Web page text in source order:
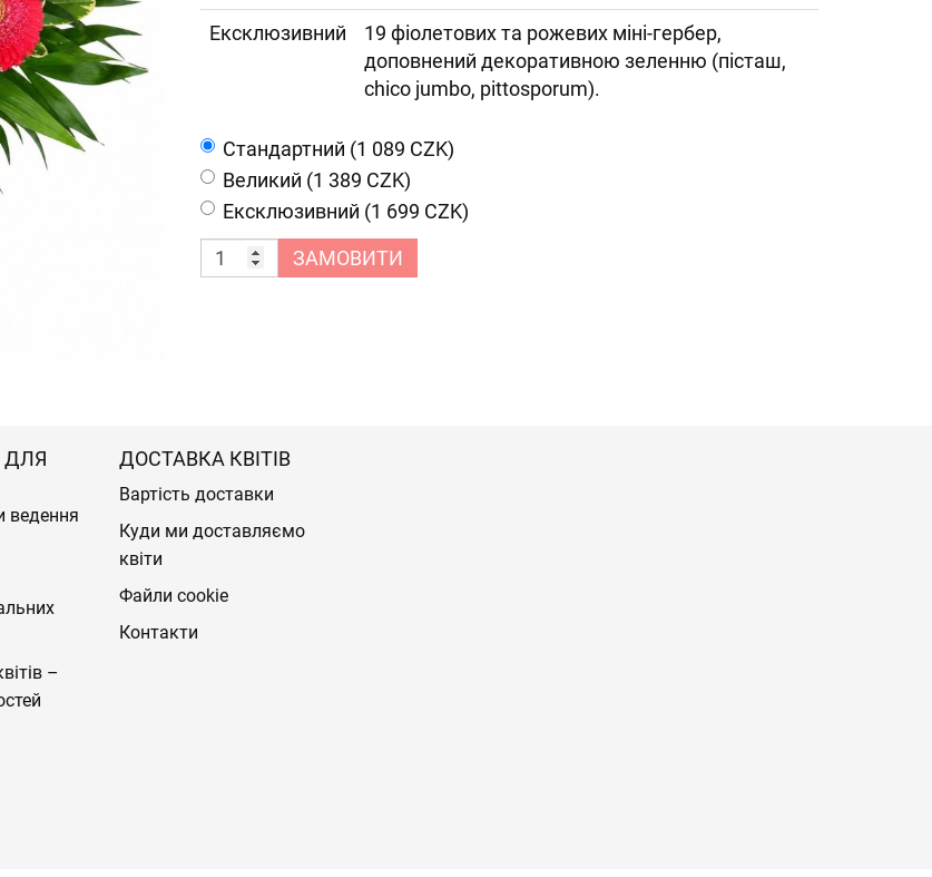
Ексклюзивний
19 фіолетових та рожевих міні-гербер,
доповнений декоративною зеленню (пісташ,
chico jumbo, pittosporum).
Cтандартний (1 089 CZK)
Великий (1 389 CZK)
Ексклюзивний (1 699 CZK)
ЗАМОВИТИ
ДЛЯ
ведення
–
ДОСТАВКА КВІТІВ
Вартість доставки
Куди ми доставляємо
квіти
Файли cookie
Контакти